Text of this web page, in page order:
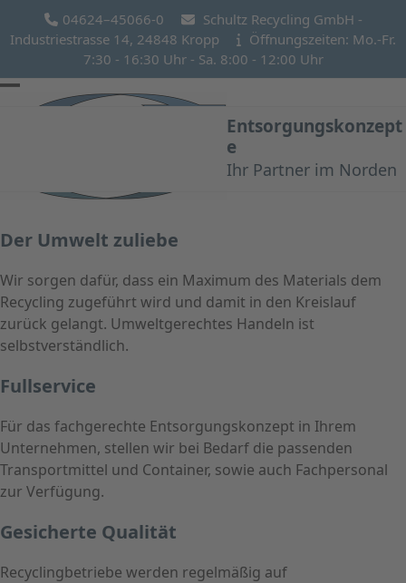
to
04624–45066-0
Schultz Recycling GmbH -
Industriestrasse 14, 24848 Kropp
Öffnungszeiten: Mo.-Fr.
7:30 - 16:30 Uhr - Sa. 8:00 - 12:00 Uhr
Open
Close
Entsorgungskonzept
e
Ihr Partner im Norden
Der Umwelt zuliebe
Wir sorgen dafür, dass ein Maximum des Materials dem
Recycling zugeführt wird und damit in den Kreislauf
zurück gelangt. Umweltgerechtes Handeln ist
selbstverständlich.
Fullservice
Für das fachgerechte Entsorgungskonzept in Ihrem
Unternehmen, stellen wir bei Bedarf die passenden
Transportmittel und Container, sowie auch Fachpersonal
zur Verfügung.
Gesicherte Qualität
Recyclingbetriebe werden regelmäßig auf